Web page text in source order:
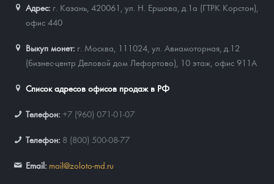
Адрес: г. Казань, 420061 ул. Н. Ершова, д.1а (ГТРК Корстон),
офис 440
Выкуп монет: г. Москва, 111024, ул. Авиамоторная, д.12
(бизнес-центр Деловой дом Лефортово), 10 этаж, офис 911А
Список адресов офисов продаж в РФ
Телефон: +7 (960) 071-01-07
Телефон: 8 (800) 500-08-77
Email: mail@zoloto-md.ru